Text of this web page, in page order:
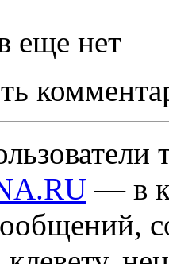
еще нет
— в